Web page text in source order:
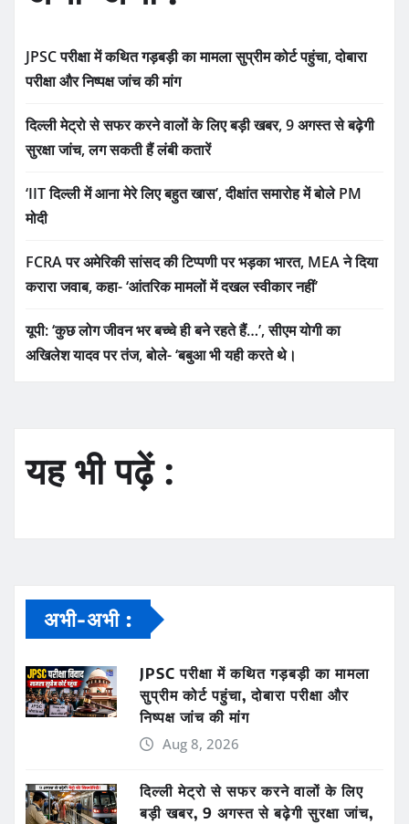
JPSC परीक्षा में कथित गड़बड़ी का मामला सुप्रीम कोर्ट पहुंचा, दोबारा
परीक्षा और निष्पक्ष जांच की मांग
दिल्ली मेट्रो से सफर करने वालों के लिए बड़ी खबर, 9 अगस्त से बढ़ेगी
सुरक्षा जांच, लग सकती हैं लंबी कतारें
‘IIT दिल्ली में आना मेरे लिए बहुत खास’, दीक्षांत समारोह में बोले PM
मोदी
FCRA पर अमेरिकी सांसद की टिप्पणी पर भड़का भारत, MEA ने दिया
करारा जवाब, कहा- ‘आंतरिक मामलों में दखल स्वीकार नहीं’
यूपी: ‘कुछ लोग जीवन भर बच्चे ही बने रहते हैं…’, सीएम योगी का
अखिलेश यादव पर तंज, बोले- ‘बबुआ भी यही करते थे।
यह भी पढ़ें :
अभी-अभी :
JPSC परीक्षा में कथित गड़बड़ी का मामला
सुप्रीम कोर्ट पहुंचा, दोबारा परीक्षा और
निष्पक्ष जांच की मांग
Aug 8, 2026
दिल्ली मेट्रो से सफर करने वालों के लिए
बड़ी खबर, 9 अगस्त से बढ़ेगी सुरक्षा जांच,